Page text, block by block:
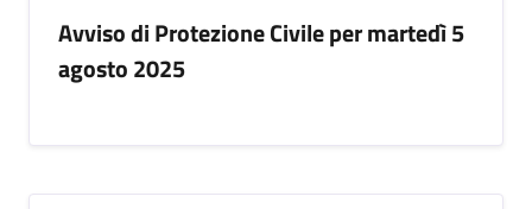
Avviso di Protezione Civile per martedì 5
agosto 2025